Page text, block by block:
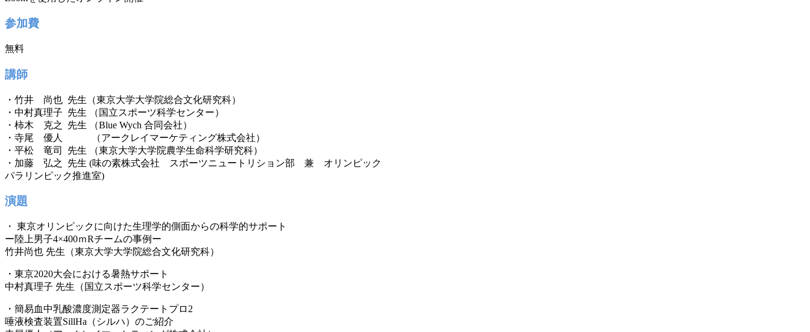
参加費
無料
講師
・竹井 尚也 先生（東京大学大学院総合文化研究科）
・中村真理子 先生 （国立スポーツ科学センター）
・柿木 克之 先生 （Blue Wych 合同会社）
・寺尾 優人 （アークレイマーケティング株式会社）
・平松 竜司 先生 （東京大学大学院農学生命科学研究科）
・加藤 弘之 先生 (味の素株式会社 スポーツニュートリション部 兼 オリンピック
パラリンピック推進室)
演題
・ 東京オリンピックに向けた生理学的側面からの科学的サポート
ー陸上男子4×400ｍRチームの事例ー
竹井尚也 先生（東京大学大学院総合文化研究科）
・東京2020大会における暑熱サポート
中村真理子 先生（国立スポーツ科学センター）
・簡易血中乳酸濃度測定器ラクテートプロ2
唾液検査装置SillHa（シルハ）のご紹介